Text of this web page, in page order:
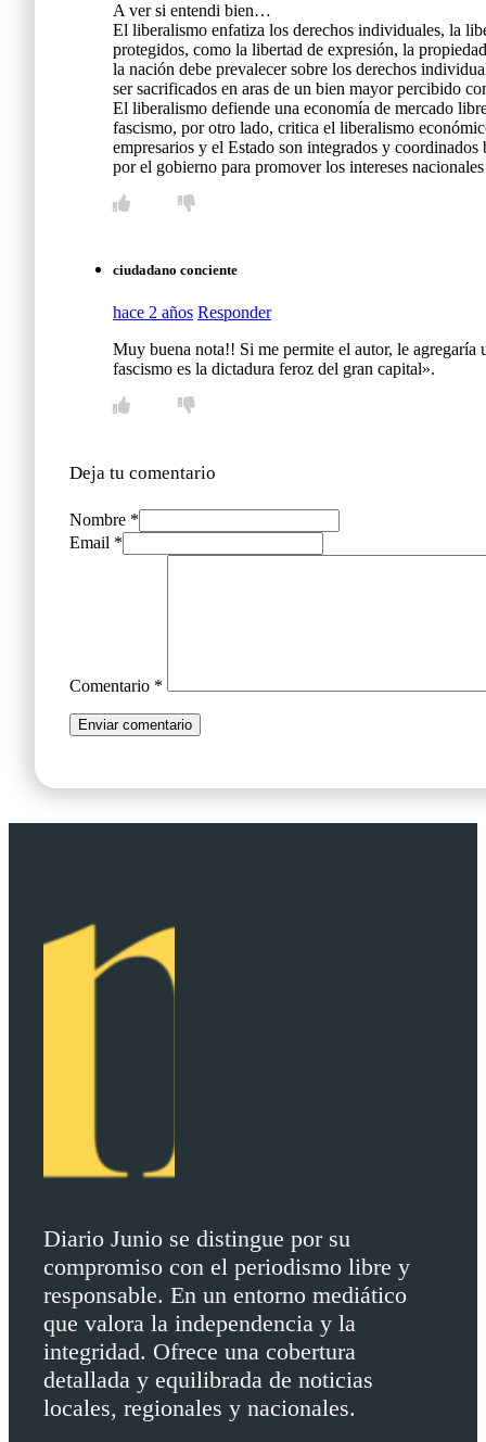
A ver si entendi bien…
El liberalismo enfatiza los derechos individuales, la
protegidos, como la libertad de expresión, la
la nación debe prevalecer sobre los derechos
ser sacrificados en aras de un bien mayor percibido
El liberalismo defiende una economía de mercado
fascismo, por otro lado, critica el liberalismo
empresarios y el Estado son integrados y
por el gobierno para promover los intereses
ciudadano conciente
hace 2 años Responder
Muy buena nota!! Si me permite el autor, le
fascismo es la dictadura feroz del gran capital».
Deja tu comentario
Nombre *
Email *
Comentario *
Diario Junio se distingue por su
compromiso con el periodismo libre y
responsable. En un entorno mediático
que valora la independencia y la
integridad. Ofrece una cobertura
detallada y equilibrada de noticias
locales, regionales y nacionales.